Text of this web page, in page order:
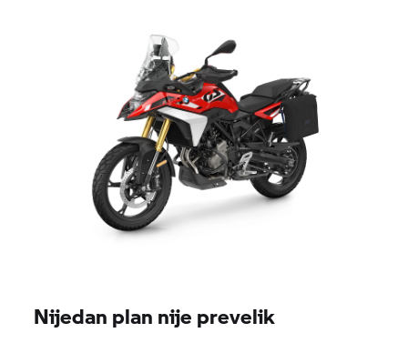
Nijedan plan nije prevelik